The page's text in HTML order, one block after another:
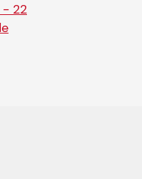
- 22